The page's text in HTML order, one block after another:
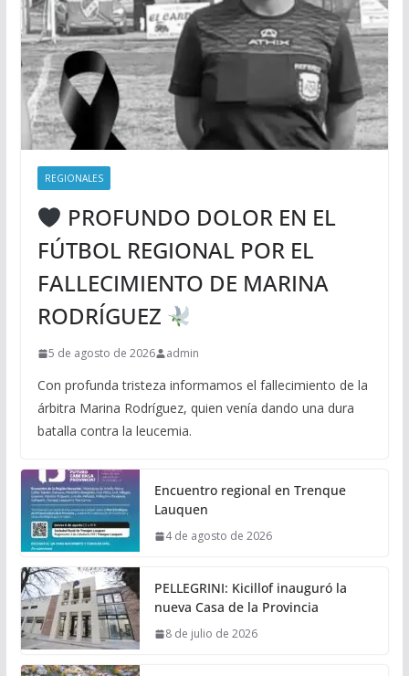
REGIONALES
PROFUNDO DOLOR EN EL
FÚTBOL REGIONAL POR EL
FALLECIMIENTO DE MARINA
RODRÍGUEZ
5 de agosto de 2026 admin
Con profunda tristeza informamos el fallecimiento de la
árbitra Marina Rodríguez, quien venía dando una dura
batalla contra la leucemia.
Encuentro regional en Trenque
Lauquen
4 de agosto de 2026
PELLEGRINI: Kicillof inauguró la
nueva Casa de la Provincia
8 de julio de 2026